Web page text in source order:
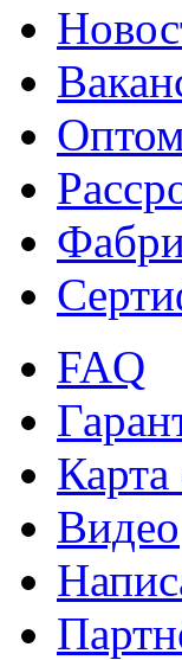
FAQ
Карта
Видео